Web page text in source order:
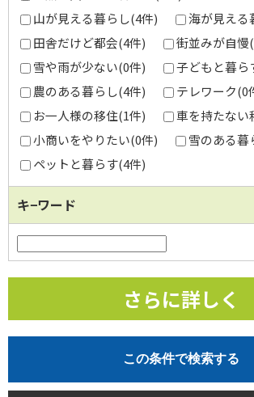
山が見える暮らし(4件)
海が見える
田舎だけど都会(4件)
街並みが自慢
雪や雨が少ない(0件)
子どもと暮ら
農のある暮らし(4件)
テレワーク(0
お一人様の移住(1件)
車を持たない
小商いをやりたい(0件)
雪のある暮
ペットと暮らす(4件)
キ−ワード
さらに詳しく
この条件で検索する